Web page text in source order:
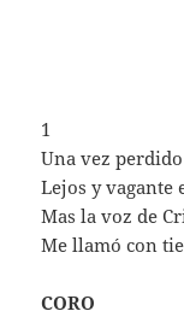
1
Una vez
Lejos y vagante
Mas la voz de
Me llamó con
CORO